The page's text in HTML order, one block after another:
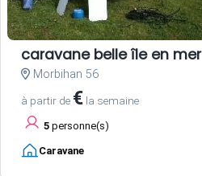
caravane belle île en mer
Morbihan 56
à partir de € la semaine
5 personne(s)
Caravane